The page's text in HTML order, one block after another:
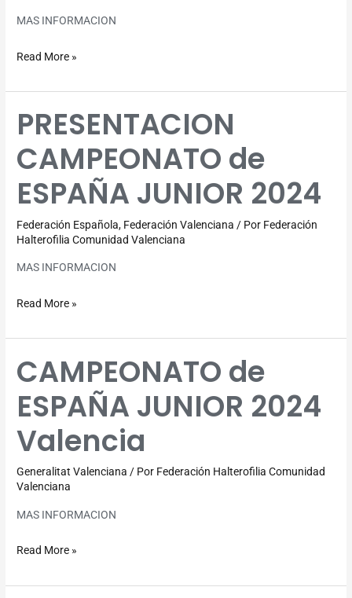
MAS INFORMACION
Read More »
PRESENTACION
CAMPEONATO de
ESPAÑA JUNIOR 2024
Federación Española, Federación Valenciana / Por Federación
Halterofilia Comunidad Valenciana
MAS INFORMACION
PRESENTACION
CAMPEONATO
de
JUNIOR
Read More »
CAMPEONATO de
ESPAÑA JUNIOR 2024
Valencia
Generalitat Valenciana / Por Federación Halterofilia Comunidad
Valenciana
MAS INFORMACION
CAMPEONATO
de
ESPAÑA
2024
Read More »